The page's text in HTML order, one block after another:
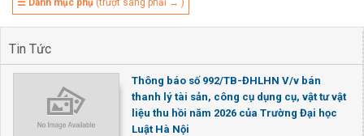
☰ Danh mục phụ (trượt sang phải → )
Tin Tức
Thông báo số 992/TB-ĐHLHN V/v bán
thanh lý tài sản, công cụ dụng cụ, vật tư vật
liệu thu hồi năm 2026 của Trường Đại học
Luật Hà Nội